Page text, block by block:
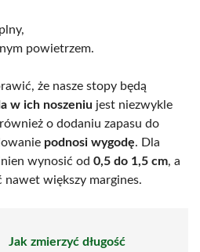
powietrzem.
że nasze stopy będą
w ich noszeniu jest niezwykle
o dodaniu zapasu do
podnosi wygodę. Dla
wynosić od 0,5 do 1,5 cm, a
większy margines.
Jak zmierzyć długość